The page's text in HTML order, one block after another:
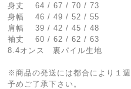
身丈 64 / 67 / 70 / 73
身幅 46 / 49 / 52 / 55
肩幅 39 / 42 / 45 / 48
袖丈 60 / 62 / 62 / 63
8.4オンス 裏パイル生地
※商品の発送には都合により１
予めご了承下さい。